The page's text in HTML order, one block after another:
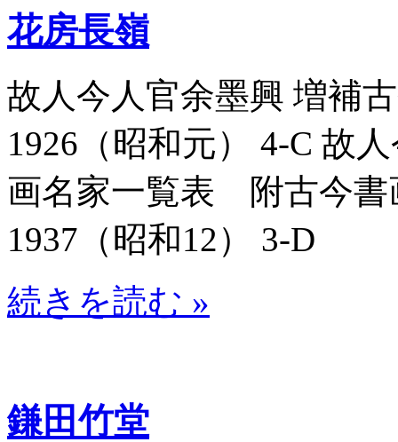
花房長嶺
故人今人官余墨興 増補
1926（昭和元） 4-C 故
画名家一覧表 附古今書
1937（昭和12） 3-D
続きを読む »
鎌田竹堂